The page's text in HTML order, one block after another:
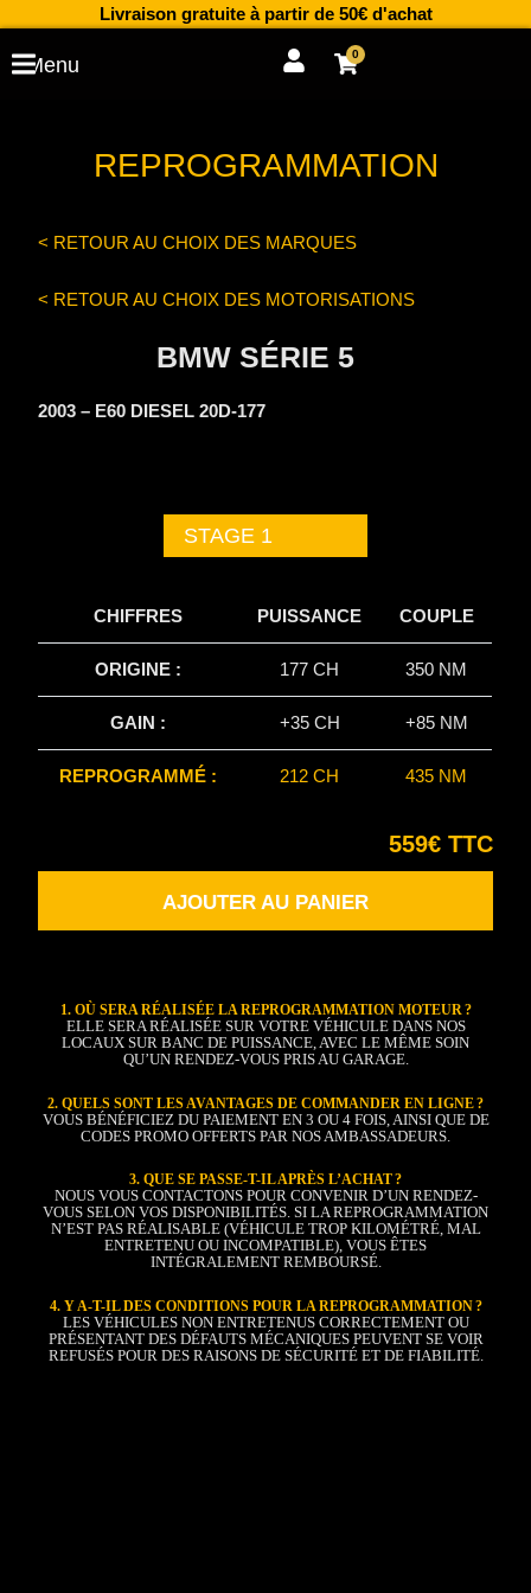
contenu
Livraison gratuite à partir de 50€ d'achat
0
Cart
Menu
REPROGRAMMATION
< RETOUR AU CHOIX DES MARQUES
< RETOUR AU CHOIX DES MOTORISATIONS
BMW SÉRIE 5
2003 – E60 DIESEL 20D-177
STAGE 1
CHIFFRES PUISSANCE COUPLE
ORIGINE : 177 CH 350 NM
GAIN : +35 CH +85 NM
REPROGRAMMÉ : 212 CH 435 NM
559€ TTC
AJOUTER AU PANIER
1. OÙ SERA RÉALISÉE LA REPROGRAMMATION MOTEUR ?
ELLE SERA RÉALISÉE SUR VOTRE VÉHICULE DANS NOS
LOCAUX SUR BANC DE PUISSANCE, AVEC LE MÊME SOIN
QU’UN RENDEZ-VOUS PRIS AU GARAGE.
2. QUELS SONT LES AVANTAGES DE COMMANDER EN LIGNE ?
VOUS BÉNÉFICIEZ DU PAIEMENT EN 3 OU 4 FOIS, AINSI QUE DE
CODES PROMO OFFERTS PAR NOS AMBASSADEURS.
3. QUE SE PASSE-T-IL APRÈS L’ACHAT ?
NOUS VOUS CONTACTONS POUR CONVENIR D’UN RENDEZ-
VOUS SELON VOS DISPONIBILITÉS. SI LA REPROGRAMMATION
N’EST PAS RÉALISABLE (VÉHICULE TROP KILOMÉTRÉ, MAL
ENTRETENU OU INCOMPATIBLE), VOUS ÊTES
INTÉGRALEMENT REMBOURSÉ.
4. Y A-T-IL DES CONDITIONS POUR LA REPROGRAMMATION ?
LES VÉHICULES NON ENTRETENUS CORRECTEMENT OU
PRÉSENTANT DES DÉFAUTS MÉCANIQUES PEUVENT SE VOIR
REFUSÉS POUR DES RAISONS DE SÉCURITÉ ET DE FIABILITÉ.